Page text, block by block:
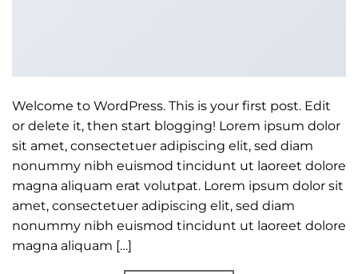
Welcome to WordPress. This is your first post. Edit
or delete it, then start blogging! Lorem ipsum dolor
sit amet, consectetuer adipiscing elit, sed diam
nonummy nibh euismod tincidunt ut laoreet dolore
magna aliquam erat volutpat. Lorem ipsum dolor sit
amet, consectetuer adipiscing elit, sed diam
nonummy nibh euismod tincidunt ut laoreet dolore
magna aliquam […]